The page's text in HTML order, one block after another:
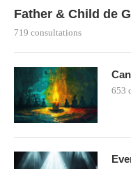
Father & Child de
719 consultations
653